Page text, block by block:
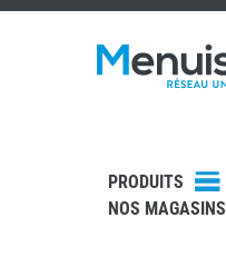
PRODUITS
NOS MAGASINS